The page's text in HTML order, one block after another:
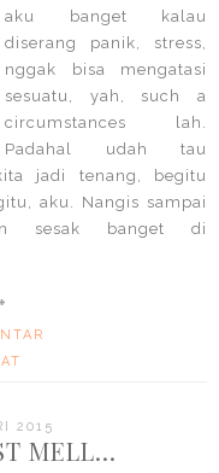
aku banget kalau
diserang panik, stress,
nggak bisa mengatasi
sesuatu, yah, such a
circumstances lah.
Padahal udah tau
jadi tenang, begitu
aku. Nangis sampai
sesak banget di
2015
MELL...